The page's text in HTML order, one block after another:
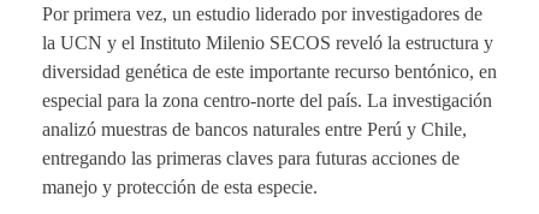
Por primera vez, un estudio liderado por investigadores de
la UCN y el Instituto Milenio SECOS reveló la estructura y
diversidad genética de este importante recurso bentónico, en
especial para la zona centro-norte del país. La investigación
analizó muestras de bancos naturales entre Perú y Chile,
entregando las primeras claves para futuras acciones de
manejo y protección de esta especie.